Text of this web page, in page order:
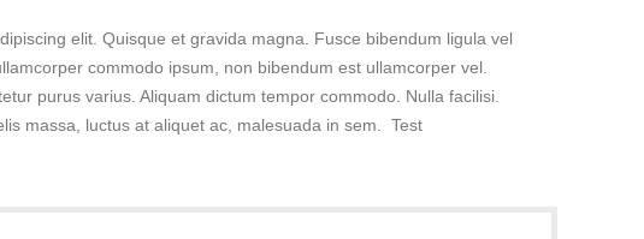
elit. Quisque et gravida magna. Fusce bibendum ligula vel
commodo ipsum, non bibendum est ullamcorper vel.
purus varius. Aliquam dictum tempor commodo. Nulla facilisi.
massa, luctus at aliquet ac, malesuada in sem. Test